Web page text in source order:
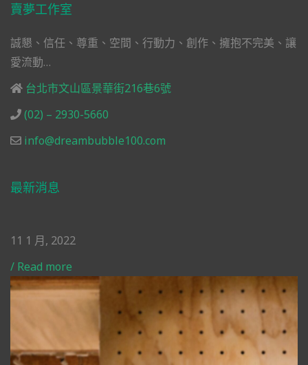
賣夢工作室
誠懇、信任、尊重、空間、行動力、創作、擁抱不完美、讓
愛流動…
台北市文山區景華街216巷6號
(02) – 2930-5660
info@dreambubble100.com
最新消息
11 1 月, 2022
/ Read more